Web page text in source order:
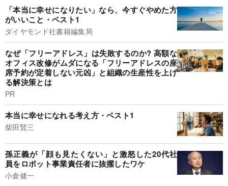
「本当に幸せになりたい」なら、今すぐやめた方
がいいこと・ベスト1
ダイヤモンド社書籍編集局
なぜ「フリーアドレス」は失敗するのか? 高額な
オフィス改修がムダになる「フリーアドレスの座
席予約が定着しない元凶」と組織の生産性を上げ
る解決策とは
PR
本当に幸せになれる考え方・ベスト1
柴田賢三
孫正義が「顔も見たくない」と激怒した20代社
員をロボット事業責任者に抜擢したワケ
小倉健一